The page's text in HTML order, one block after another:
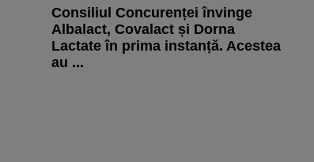
Consiliul Concurenței învinge
Albalact, Covalact și Dorna
Lactate în prima instanță. Acestea
au ...